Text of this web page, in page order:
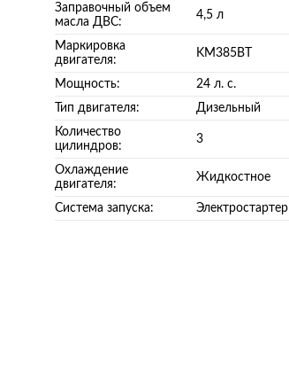
Заправочный объем
масла ДВС:
4,5 л
Маркировка
двигателя:
KM385BT
Мощность:
24 л. с.
Тип двигателя:
Дизельный
Количество
цилиндров:
3
Охлаждение
двигателя:
Жидкостное
Система запуска: Электростартер